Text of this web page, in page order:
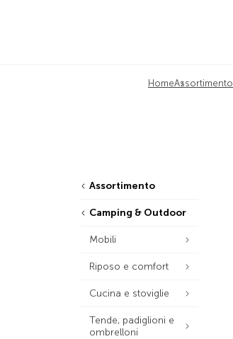
HomeAssortimento
Assortimento
Camping & Outdoor
Mobili
Riposo e comfort
Cucina e stoviglie
Tende, padiglioni e
ombrelloni